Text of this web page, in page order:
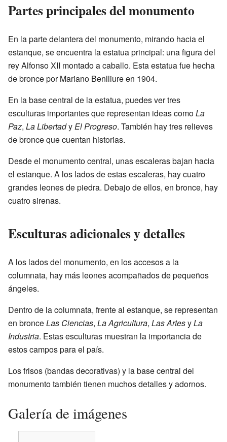
Partes principales del monumento
En la parte delantera del monumento, mirando hacia el
estanque, se encuentra la estatua principal: una figura del
rey Alfonso XII montado a caballo. Esta estatua fue hecha
de bronce por Mariano Benlliure en 1904.
En la base central de la estatua, puedes ver tres
esculturas importantes que representan ideas comoLa
Paz, La LibertadyEl Progreso. También hay tres relieves
de bronce que cuentan historias.
Desde el monumento central, unas escaleras bajan hacia
el estanque. A los lados de estas escaleras, hay cuatro
grandes leones de piedra. Debajo de ellos, en bronce, hay
cuatro sirenas.
Esculturas adicionales y detalles
A los lados del monumento, en los accesos a la
columnata, hay más leones acompañados de pequeños
ángeles.
Dentro de la columnata, frente al estanque, se representan
en bronceLas Ciencias, La Agricultura, Las ArtesyLa
Industria. Estas esculturas muestran la importancia de
estos campos para el país.
Los frisos (bandas decorativas) y la base central del
monumento también tienen muchos detalles y adornos.
Galería de imágenes